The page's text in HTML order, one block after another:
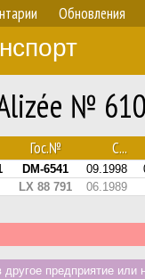
Обновления
№
Гос.№ С...
DM-6541 09.1998
LX 88 791 06.1989
предприятие или